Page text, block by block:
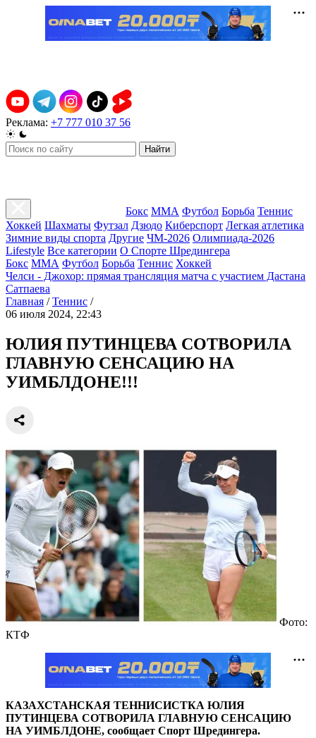
Реклама: +7 777 010 37 56
Найти
Бокс ММА Футбол Борьба Теннис
Хоккей Шахматы Футзал Дзюдо Киберспорт Легкая атлетика
Зимние виды спорта Другие ЧМ-2026 Олимпиада-2026
Lifestyle Все категории О Спорте Шредингера
Бокс ММА Футбол Борьба Теннис Хоккей
Челси - Джохор: прямая трансляция матча с участием Дастана
Сатпаева
Главная / Теннис /
06 июля 2024, 22:43
ЮЛИЯ ПУТИНЦЕВА СОТВОРИЛА
ГЛАВНУЮ СЕНСАЦИЮ НА
УИМБЛДОНЕ!!!
Фото:
КТФ
КАЗАХСТАНСКАЯ ТЕННИСИСТКА ЮЛИЯ
ПУТИНЦЕВА СОТВОРИЛА ГЛАВНУЮ СЕНСАЦИЮ
НА УИМБЛДОНЕ, сообщает Спорт Шредингера.